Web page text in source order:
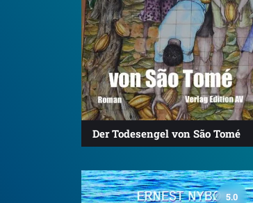
Der Todesengel von São Tomé
5.0